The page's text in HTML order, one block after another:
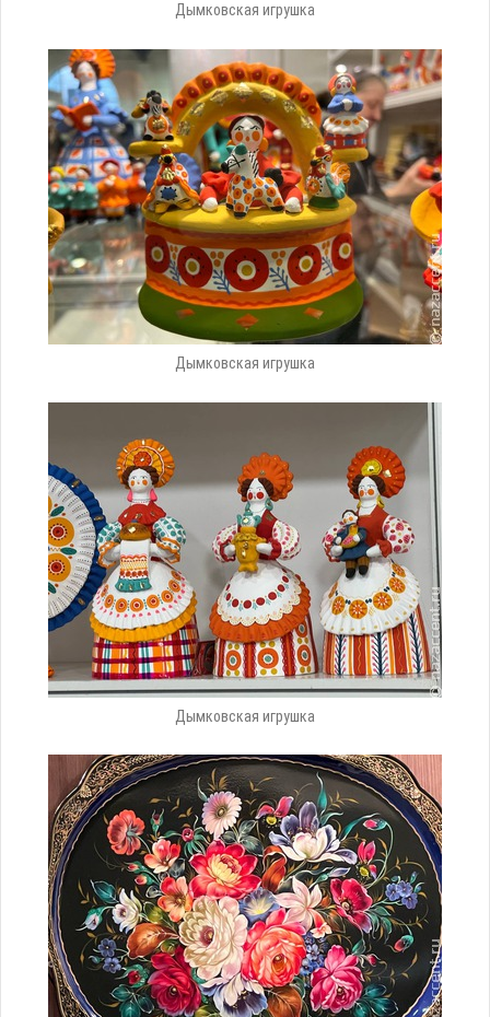
Дымковская игрушка
Дымковская игрушка
Дымковская игрушка